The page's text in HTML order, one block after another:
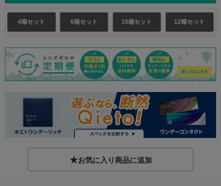
4箱セット 6箱セット 10箱セット 12箱セット
★お気に入り商品に追加